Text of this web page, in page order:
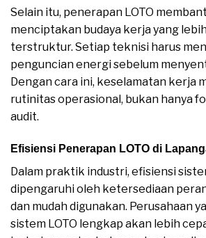
Selain itu, penerapan LOTO
menciptakan budaya kerja yang
terstruktur. Setiap teknisi harus
penguncian energi sebelum
Dengan cara ini, keselamatan kerja
rutinitas operasional, bukan hanya
audit.
Efisiensi Penerapan LOTO di
Dalam praktik industri, efisiensi
dipengaruhi oleh ketersediaan
dan mudah digunakan. Perusahaan
sistem LOTO lengkap akan lebih